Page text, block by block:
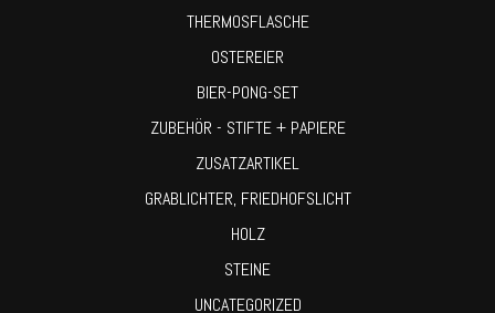
THERMOSFLASCHE
OSTEREIER
BIER-PONG-SET
ZUBEHÖR - STIFTE + PAPIERE
ZUSATZARTIKEL
GRABLICHTER, FRIEDHOFSLICHT
HOLZ
STEINE
UNCATEGORIZED